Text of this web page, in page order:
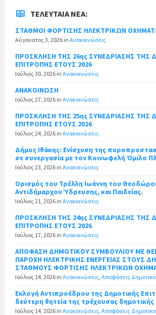
ΤΕΛΕΥΤΑΊΑ ΝΈΑ:
ΣΤΑΘΜΟΙ ΦΟΡΤΙΣΗΣ ΗΛΕΚΤΡΙΚΩΝ
Αύγουστος 3, 2026 in Ανακοινώσεις
ΠΡΟΣΚΛΗΣΗ ΤΗΣ 26ης ΣΥΝΕΔΡΙΑΣΗΣ ΤΗΣ
ΕΠΙΤΡΟΠΗΣ ΕΤΟΥΣ 2026
Ιούλιος 30, 2026 in Ανακοινώσεις
ΑΝΑΚΟΙΝΩΣΗ
Ιούλιος 27, 2026 in Ανακοινώσεις
ΠΡΟΣΚΛΗΣΗ ΤΗΣ 25ης ΣΥΝΕΔΡΙΑΣΗΣ ΤΗΣ
ΕΠΙΤΡΟΠΗΣ ΕΤΟΥΣ 2026
Ιούλιος 24, 2026 in Ανακοινώσεις
Δήμος Ιθάκης: Ενίσχυση της
σε συνεργασία με τον Κοινωφελή Όμιλο
Ιούλιος 23, 2026 in Ανακοινώσεις
Ορισμός του Τρέλλη Ιωάννη του
Αντιδήμαρχου Ύδρευσης, και Παιδείας.
Ιούλιος 21, 2026 in Ανακοινώσεις
ΠΡΟΣΚΛΗΣΗ ΤΗΣ 24ης ΣΥΝΕΔΡΙΑΣΗΣ ΤΗΣ
ΕΠΙΤΡΟΠΗΣ ΕΤΟΥΣ 2026
Ιούλιος 17, 2026 in Ανακοινώσεις
ΑΠΟΦΑΣΗ ΔΗΜΟΤΙΚΟΥ ΣΥΜΒΟΥΛΙΟΥ ΜΕ
ΠΑΡΟΧΗ ΗΛΕΚΤΡΙΚΗΣ ΕΝΕΡΓΕΙΑΣ ΣΤΟΥΣ
ΣΤΑΘΜΟΥΣ ΦΟΡΤΙΣΗΣ ΗΛΕΚΤΡΙΚΩΝ
Ιούλιος 14, 2026 in Ανακοινώσεις Αποφάσεις
Εκλογή Αντιπροέδρου της Δημοτικής
δεύτερη θητεία της τρέχουσας
Ιούλιος 14, 2026 in Ανακοινώσεις Αποφάσεις